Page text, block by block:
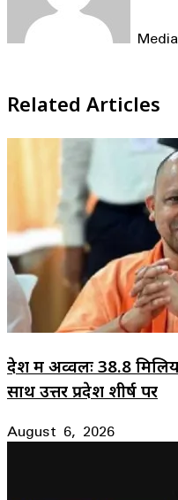
Related Articles
देश में अव्वलः 38.8
साथ उत्तर प्रदेश शीर्ष पर
August 6, 2026